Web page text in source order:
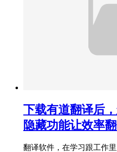
下载有道翻译后
隐藏功能让效率
翻译软件，在学习跟工作